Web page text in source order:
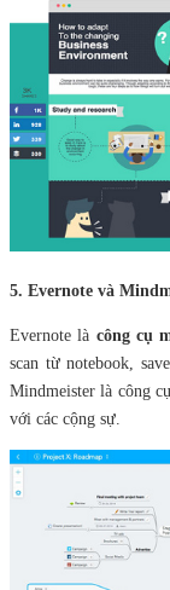
5. Evernote và
Evernote là công cụ
scan từ notebook,
Mindmeister là công
với các cộng sự.